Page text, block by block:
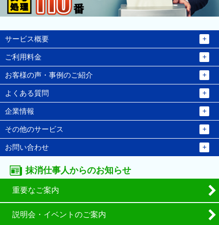
サービス概要
ご利用料金
お客様の声・事例のご紹介
よくある質問
企業情報
その他のサービス
お問い合わせ
抹消仕事人からのお知らせ
重要なご案内
説明会・イベントのご案内